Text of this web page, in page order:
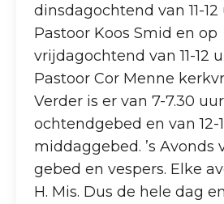
dinsdagochtend van 11-
Pastoor Koos Smid en op
vrijdagochtend van 11-12
Pastoor Cor Menne
Verder is er van 7-7.30 uur
ochtendgebed en van 12-
middaggebed. ’s Avonds
gebed en vespers. Elke
H. Mis. Dus de hele dag